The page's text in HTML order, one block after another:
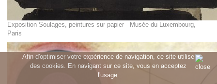
Afin d'optimiser votre expérience de navigation, ce site utilise
des cookies. En navigant sur ce site, vous en acceptez
l'usage.
Exposition Soulages, peintures sur papier - Musée du Luxembourg,
Paris